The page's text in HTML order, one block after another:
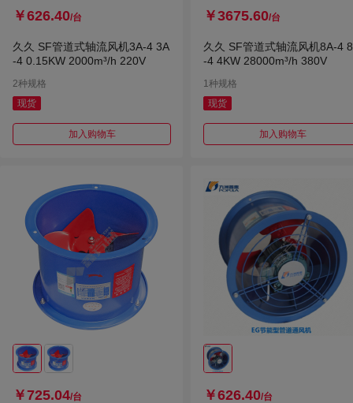
￥626.40/台
久久 SF管道式轴流风机3A-4 3A
-4 0.15KW 2000m³/h 220V
2种规格
现货
加入购物车
￥3675.60/台
久久 SF管道式轴流风机8A-4
-4 4KW 28000m³/h 380V
1种规格
现货
加入购物车
￥725.04/台 ￥626.40/台